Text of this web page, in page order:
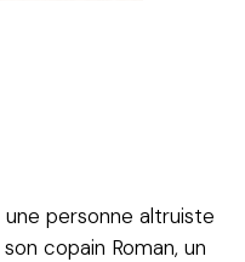
personne altruiste
copain Roman, un